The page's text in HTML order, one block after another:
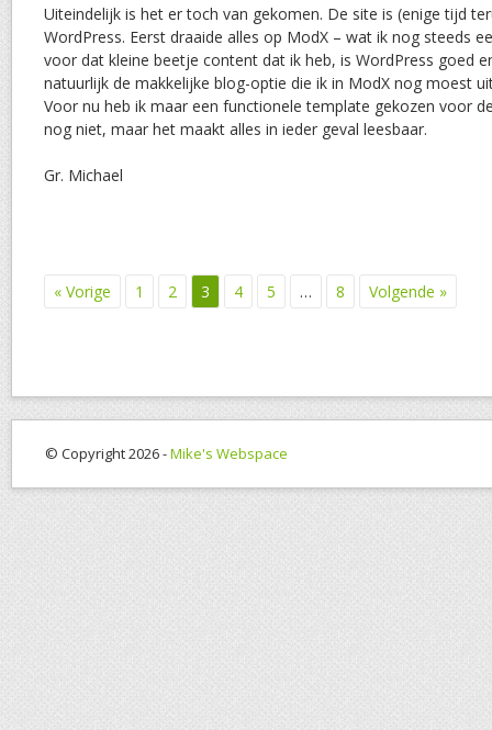
Uiteindelijk is het er toch van gekomen. De site is (enige tijd
WordPress. Eerst draaide alles op ModX – wat ik nog steeds
voor dat kleine beetje content dat ik heb, is WordPress goed
natuurlijk de makkelijke blog-optie die ik in ModX nog moest
Voor nu heb ik maar een functionele template gekozen voor
nog niet, maar het maakt alles in ieder geval leesbaar.
Gr. Michael
« Vorige 1 2 3 4 5 … 8 Volgende »
© Copyright 2026 -Mike's Webspace